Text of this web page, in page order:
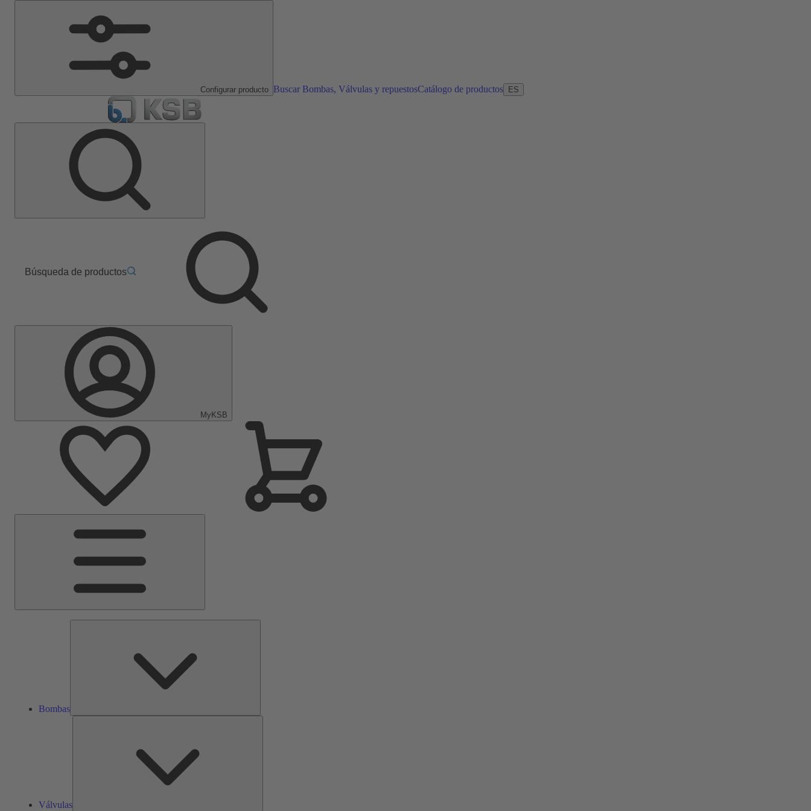
Configurar producto Buscar Bombas, Válvulas y repuestosCatálogo de productos ES
Búsqueda de productos
MyKSB
Bombas
Válvulas